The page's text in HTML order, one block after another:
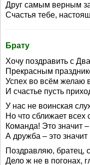
Друг самым верным
Счастья тебе,
Брату
Хочу поздравить с
Прекрасным
Успех во всём желаю
И счастье пусть
У нас не воинская
Но что сближает всех
Команда! Это значит
А дружба – это
Поздравляю, братец,
Дело ж не в погонах,